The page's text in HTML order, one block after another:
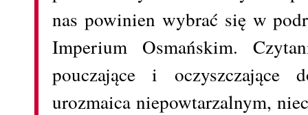
nas powinien wybrać się w
Imperium Osmańskim.
pouczające i oczyszczające
urozmaica niepowtarzalnym,